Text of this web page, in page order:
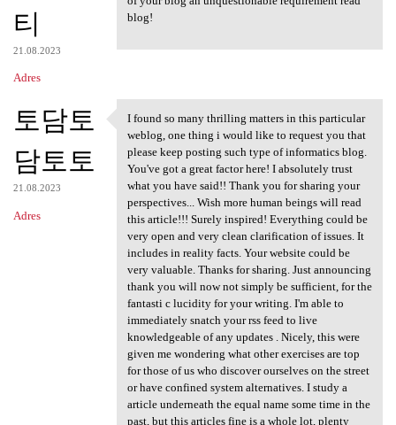
티
21.08.2023
Adres
blog!
토담토
담토토
21.08.2023
Adres
I found so many thrilling
I found so many thrilling matters in this particular
weblog, one thing i would like to request you that
please keep posting such type of informatics blog.
You've got a great factor here! I absolutely trust
what you have said!! Thank you for sharing your
perspectives... Wish more human beings will read
this article!!! Surely inspired! Everything could be
very open and very clean clarification of issues. It
includes in reality facts. Your website could be
very valuable. Thanks for sharing. Just announcing
thank you will now not simply be sufficient, for the
fantasti c lucidity for your writing. I'm able to
immediately snatch your rss feed to live
knowledgeable of any updates . Nicely, this were
given me wondering what other exercises are top
for those of us who discover ourselves on the street
or have confined system alternatives. I study a
article underneath the equal name some time in the
past, but this articles fine is a whole lot, plenty